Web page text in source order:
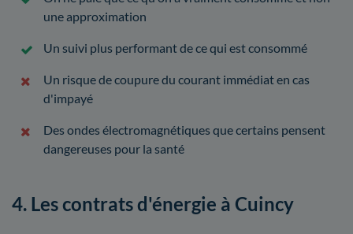
une approximation
Un suivi plus performant de ce qui est consommé
Un risque de coupure du courant immédiat en cas
d'impayé
Des ondes électromagnétiques que certains pensent
dangereuses pour la santé
4. Les contrats d'énergie à Cuincy